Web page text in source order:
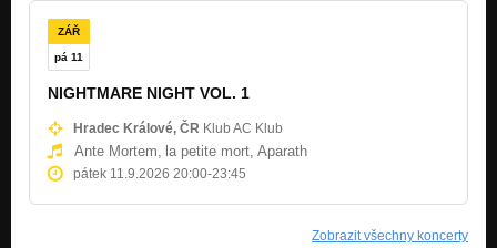
02 - Brusivo / Demo 2007
Nezařazeno
01 - Zmrtvělé Čekání / Demo 2005
Nezařazeno
02 - Liar / Demo 2005
Nezařazeno
03 - Chaotic / Demo 2005
ZÁŘ
pá 11
NIGHTMARE NIGHT VOL. 1
Hradec Králové, ČR Klub AC Klub
Ante Mortem, la petite mort, Aparath
pátek 11.9.2026 20:00-23:45
Zobrazit všechny koncerty